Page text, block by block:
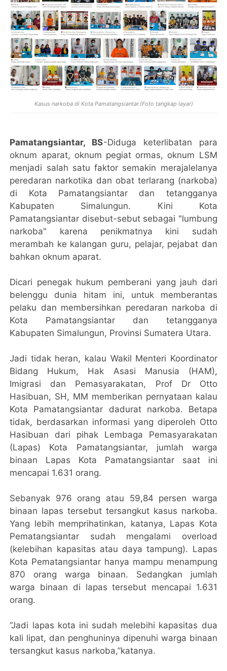
Kasus narkoba di Kota Pamatangsiantar.(Foto tangkap layar)
Pamatangsiantar, BS-Diduga keterlibatan para
oknum aparat, oknum pegiat ormas, oknum LSM
menjadi salah satu faktor semakin merajalelanya
peredaran narkotika dan obat terlarang (narkoba)
di Kota Pamatangsiantar dan tetangganya
Kabupaten Simalungun. Kini Kota
Pamatangsiantar disebut-sebut sebagai "lumbung
narkoba" karena penikmatnya kini sudah
merambah ke kalangan guru, pelajar, pejabat dan
bahkan oknum aparat.
Dicari penegak hukum pemberani yang jauh dari
belenggu dunia hitam ini, untuk memberantas
pelaku dan membersihkan peredaran narkoba di
Kota Pamatangsiantar dan tetangganya
Kabupaten Simalungun, Provinsi Sumatera Utara.
Jadi tidak heran, kalau Wakil Menteri Koordinator
Bidang Hukum, Hak Asasi Manusia (HAM),
Imigrasi dan Pemasyarakatan, Prof Dr Otto
Hasibuan, SH, MM memberikan pernyataan kalau
Kota Pamatangsiantar dadurat narkoba. Betapa
tidak, berdasarkan informasi yang diperoleh Otto
Hasibuan dari pihak Lembaga Pemasyarakatan
(Lapas) Kota Pamatangsiantar, jumlah warga
binaan Lapas Kota Pamatangsiantar saat ini
mencapai 1.631 orang.
Sebanyak 976 orang atau 59,84 persen warga
binaan lapas tersebut tersangkut kasus narkoba.
Yang lebih memprihatinkan, katanya, Lapas Kota
Pematangsiantar sudah mengalami overload
(kelebihan kapasitas atau daya tampung). Lapas
Kota Pematangsiantar hanya mampu menampung
870 orang warga binaan. Sedangkan jumlah
warga binaan di lapas tersebut mencapai 1.631
orang.
“Jadi lapas kota ini sudah melebihi kapasitas dua
kali lipat, dan penghuninya dipenuhi warga binaan
tersangkut kasus narkoba,”katanya.